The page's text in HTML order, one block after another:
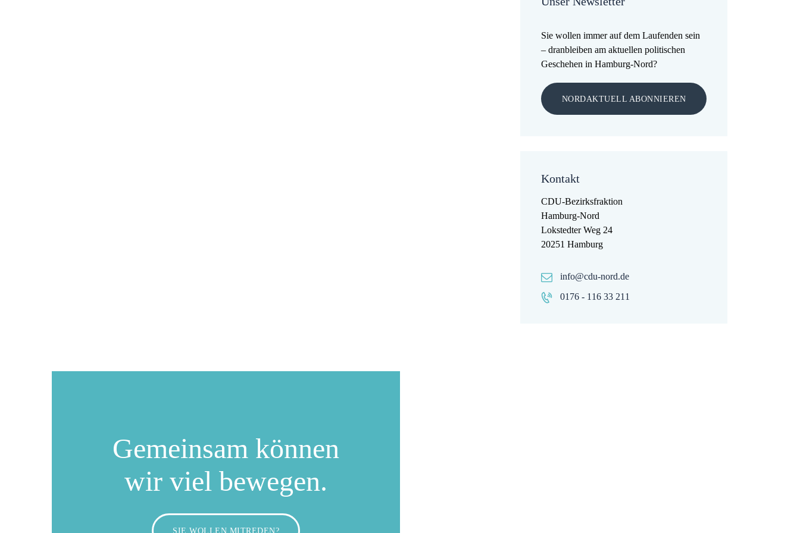
Sie wollen immer auf dem Laufenden sein
– dranbleiben am aktuellen politischen
Geschehen in Hamburg-Nord?
NORDAKTUELL ABONNIEREN
Kontakt
CDU-Bezirksfraktion
Hamburg-Nord
Lokstedter Weg 24
20251 Hamburg
info@cdu-nord.de
0176 - 116 33 211
Gemeinsam können
wir viel bewegen.
SIE WOLLEN MITREDEN?